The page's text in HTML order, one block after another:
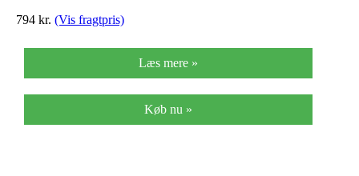
794 kr. (Vis fragtpris)
Læs mere »
Køb nu »